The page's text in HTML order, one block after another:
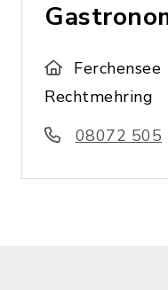
Rechtmehring
08072 505